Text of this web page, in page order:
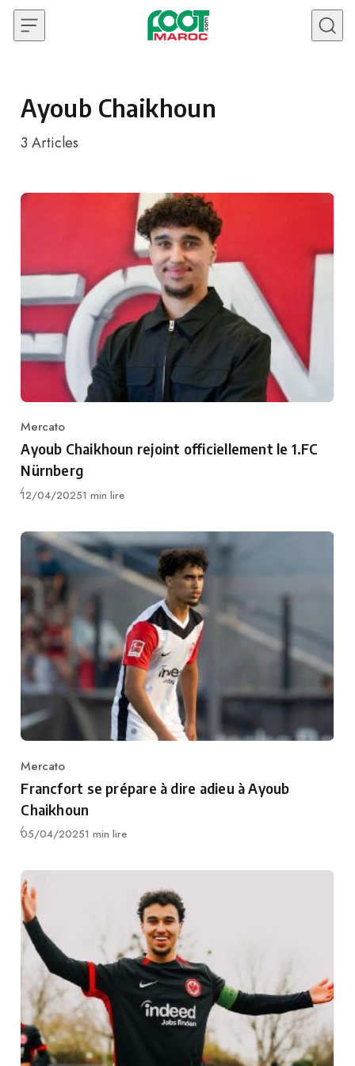
Skip to content
Ayoub Chaikhoun
3 Articles
Category
Mercato
Ayoub Chaikhoun rejoint officiellement le 1.FC
Nürnberg
Publié
12/04/20251 min lire
Category
Mercato
Francfort se prépare à dire adieu à Ayoub
Chaikhoun
Publié
05/04/20251 min lire